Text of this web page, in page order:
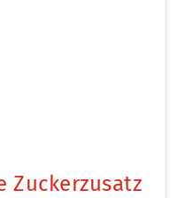
Zuckerzusatz